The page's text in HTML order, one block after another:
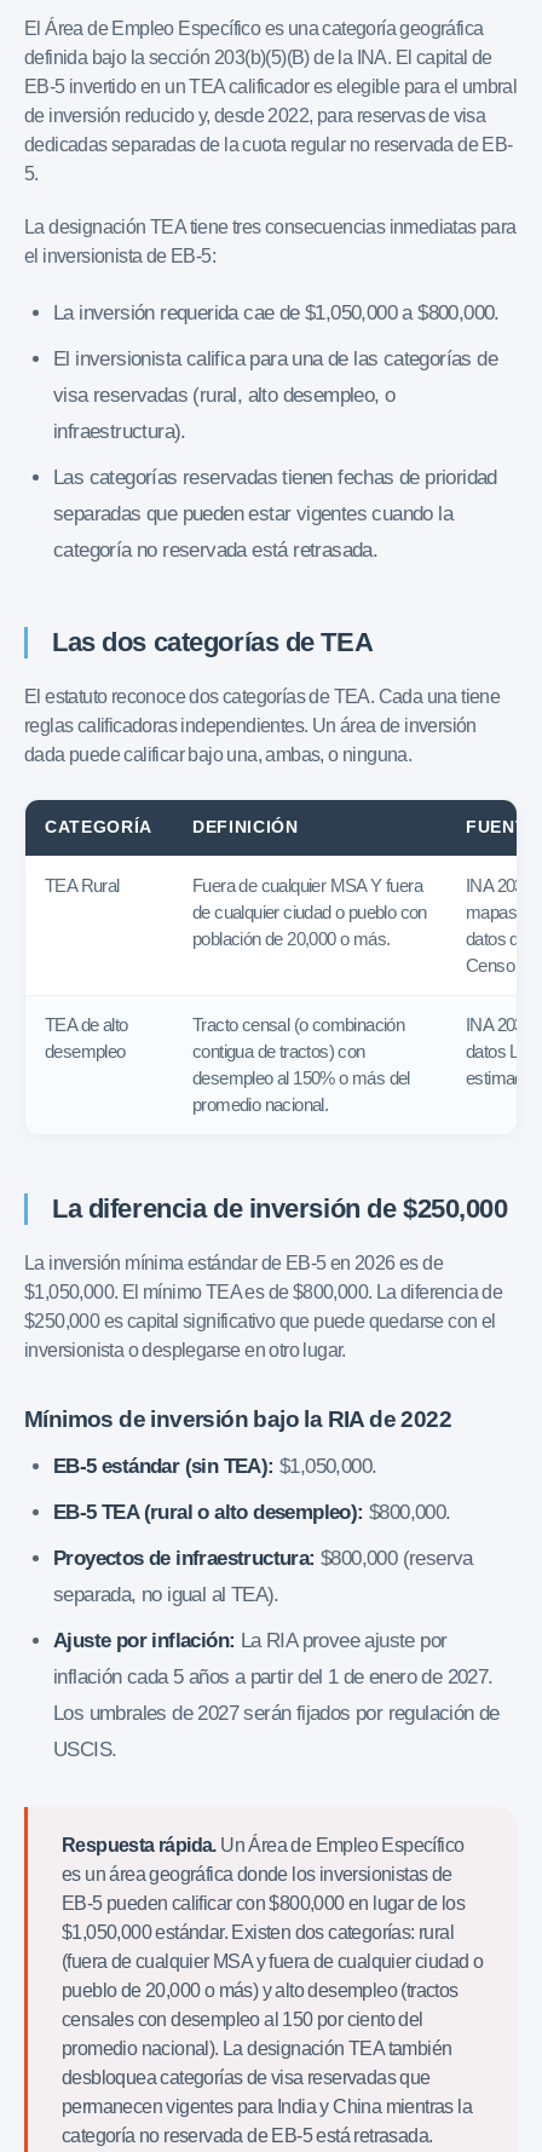
El Área de Empleo Específico es una categoría geográfica
definida bajo la sección 203(b)(5)(B) de la INA. El capital de
EB-5 invertido en un TEA calificador es elegible para el umbral
de inversión reducido y, desde 2022, para reservas de visa
dedicadas separadas de la cuota regular no reservada de EB-
5.
La designación TEA tiene tres consecuencias inmediatas para
el inversionista de EB-5:
La inversión requerida cae de $1,050,000 a $800,000.
El inversionista califica para una de las categorías de
visa reservadas (rural, alto desempleo, o
infraestructura).
Las categorías reservadas tienen fechas de prioridad
separadas que pueden estar vigentes cuando la
categoría no reservada está retrasada.
Las dos categorías de TEA
El estatuto reconoce dos categorías de TEA. Cada una tiene
reglas calificadoras independientes. Un área de inversión
dada puede calificar bajo una, ambas, o ninguna.
CATEGORÍA DEFINICIÓN FUENTE
TEA Rural
Fuera de cualquier MSA Y fuera
de cualquier ciudad o pueblo con
población de 20,000 o más.
INA
mapas
datos de
Censo de
TEA de alto
desempleo
Tracto censal (o combinación
contigua de tractos) con
desempleo al 150% o más del
promedio nacional.
INA
datos
La diferencia de inversión de $250,000
La inversión mínima estándar de EB-5 en 2026 es de
$1,050,000. El mínimo TEA es de $800,000. La diferencia de
$250,000 es capital significativo que puede quedarse con el
inversionista o desplegarse en otro lugar.
Mínimos de inversión bajo la RIA de 2022
EB-5 estándar (sin TEA): $1,050,000.
EB-5 TEA (rural o alto desempleo): $800,000.
Proyectos de infraestructura: $800,000 (reserva
separada, no igual al TEA).
Ajuste por inflación: La RIA provee ajuste por
inflación cada 5 años a partir del 1 de enero de 2027.
Los umbrales de 2027 serán fijados por regulación de
USCIS.
Respuesta rápida.Un Área de Empleo Específico
es un área geográfica donde los inversionistas de
EB-5 pueden calificar con $800,000 en lugar de los
$1,050,000 estándar. Existen dos categorías: rural
(fuera de cualquier MSA y fuera de cualquier ciudad o
pueblo de 20,000 o más) y alto desempleo (tractos
censales con desempleo al 150 por ciento del
promedio nacional). La designación TEA también
desbloquea categorías de visa reservadas que
permanecen vigentes para India y China mientras la
categoría no reservada de EB-5 está retrasada.